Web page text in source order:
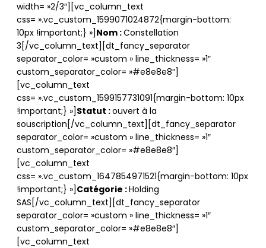
width= »2/3″][vc_column_text
css= ».vc_custom_1599071024872{margin-bottom:
10px !important;} »] Nom : Constellation
3[/vc_column_text][dt_fancy_separator
separator_color= »custom » line_thickness= »1″
custom_separator_color= »#e8e8e8″]
[vc_column_text
css= ».vc_custom_1599157731091{margin-bottom: 10px
!important;} »] Statut : ouvert à la
souscription[/vc_column_text][dt_fancy_separator
separator_color= »custom » line_thickness= »1″
custom_separator_color= »#e8e8e8″]
[vc_column_text
css= ».vc_custom_1647854971521{margin-bottom: 10px
!important;} »] Catégorie : Holding
SAS[/vc_column_text][dt_fancy_separator
separator_color= »custom » line_thickness= »1″
custom_separator_color= »#e8e8e8″]
[vc_column_text